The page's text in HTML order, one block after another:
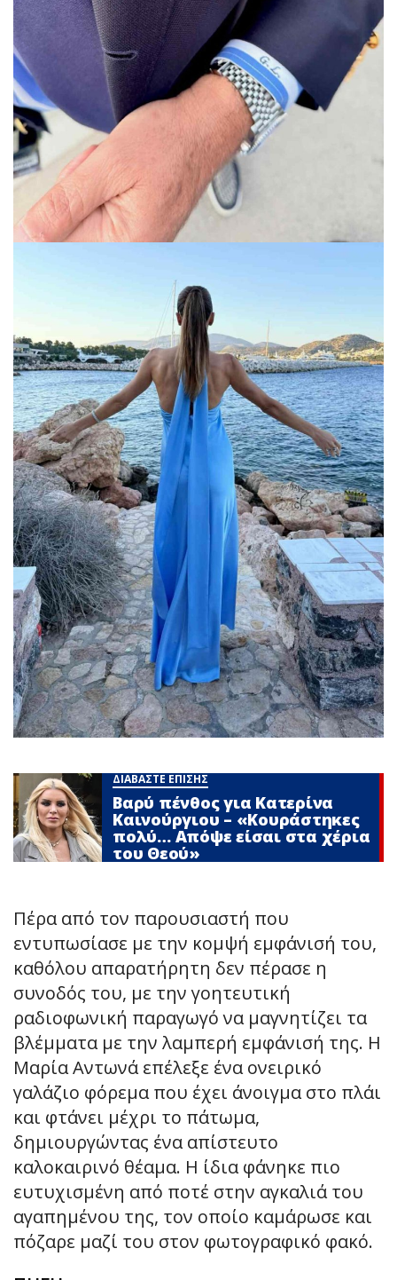
ΔΙΑΒΑΣΤΕ ΕΠΙΣΗΣ
Βαρύ πένθος για Κατερίνα
Καινούργιου – «Κουράστηκες
πολύ… Απόψε είσαι στα χέρια
του Θεού»
Πέρα από τον παρουσιαστή που
εντυπωσίασε με την κομψή εμφάνισή του,
καθόλου απαρατήρητη δεν πέρασε η
συνοδός του, με την γοητευτική
ραδιοφωνική παραγωγό να μαγνητίζει τα
βλέμματα με την λαμπερή εμφάνισή της. Η
Μαρία Αντωνά επέλεξε ένα ονειρικό
γαλάζιο φόρεμα που έχει άνοιγμα στο πλάι
και φτάνει μέχρι το πάτωμα,
δημιουργώντας ένα απίστευτο
καλοκαιρινό θέαμα. Η ίδια φάνηκε πιο
ευτυχισμένη από ποτέ στην αγκαλιά του
αγαπημένου της, τον οποίο καμάρωσε και
πόζαρε μαζί του στον φωτογραφικό φακό.